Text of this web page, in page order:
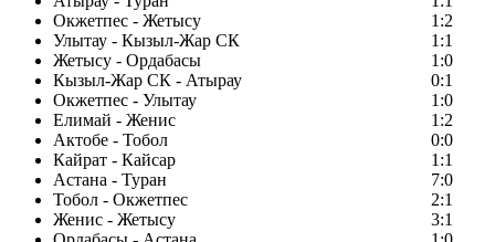
Окжетпес - Жетысу
1:2
Улытау - Кызыл-Жар СК
1:1
Жетысу - Ордабасы
1:0
Кызыл-Жар СК - Атырау
0:1
Окжетпес - Улытау
1:0
Елимай - Женис
1:2
Актобе - Тобол
0:0
Кайрат - Кайсар
1:1
Астана - Туран
7:0
Тобол - Окжетпес
2:1
Женис - Жетысу
3:1